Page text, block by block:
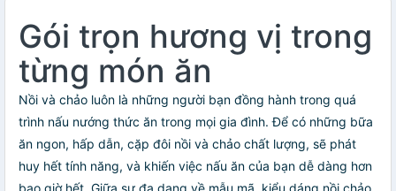
Gói trọn hương vị trong
từng món ăn
Nồi và chảo luôn là những người bạn đồng hành trong quá
trình nấu nướng thức ăn trong mọi gia đình. Để có những bữa
ăn ngon, hấp dẫn, cặp đôi nồi và chảo chất lượng, sẽ phát
huy hết tính năng, và khiến việc nấu ăn của bạn dễ dàng hơn
bao giờ hết. Giữa sự đa dạng về mẫu mã, kiểu dáng nồi chảo